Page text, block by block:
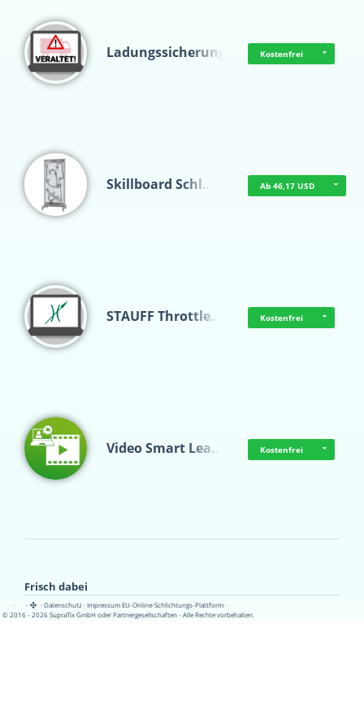
Ladungssicherung Kostenfrei
Skillboard Schl… Ab 46,17 USD
STAUFF Throttle… Kostenfrei
Video Smart Lea… Kostenfrei
Frisch dabei
· · ·Datenschutz·Impressum EU-Online-Schlichtungs-Plattform·
© 2016 - 2026 SupraTix GmbH oder Partnergesellschaften - Alle Rechte vorbehalten.